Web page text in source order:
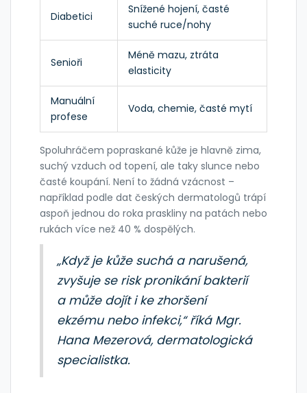
Diabetici
Snížené hojení, časté
suché ruce/nohy
Senioři
Méně mazu, ztráta
elasticity
Manuální
profese
Voda, chemie, časté mytí
Spoluhráčem popraskané kůže je hlavně zima,
suchý vzduch od topení, ale taky slunce nebo
časté koupání. Není to žádná vzácnost –
například podle dat českých dermatologů trápí
aspoň jednou do roka praskliny na patách nebo
rukách více než 40 % dospělých.
„Když je kůže suchá a narušená,
zvyšuje se risk pronikání bakterií
a může dojít i ke zhoršení
ekzému nebo infekci,“ říká Mgr.
Hana Mezerová, dermatologická
specialistka.